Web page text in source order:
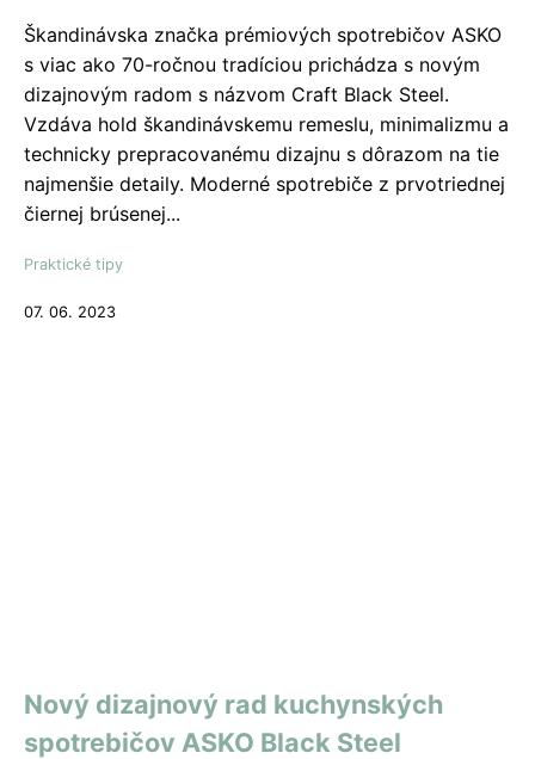
Škandinávska značka prémiových spotrebičov ASKO
s viac ako 70-ročnou tradíciou prichádza s novým
dizajnovým radom s názvom Craft Black Steel.
Vzdáva hold škandinávskemu remeslu, minimalizmu a
technicky prepracovanému dizajnu s dôrazom na tie
najmenšie detaily. Moderné spotrebiče z prvotriednej
čiernej brúsenej...
Praktické tipy
07. 06. 2023
Nový dizajnový rad kuchynských
spotrebičov ASKO Black Steel